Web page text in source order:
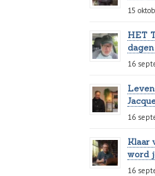
15
HET
16
16
Klaar
word
16